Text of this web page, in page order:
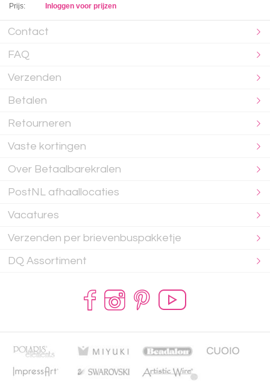
Prijs:
Inloggen voor prijzen
Contact
FAQ
Verzenden
Betalen
Retourneren
Vaste kortingen
Over Betaalbarekralen
PostNL afhaallocaties
Vacatures
Verzenden per brievenbuspakketje
DQ Assortiment